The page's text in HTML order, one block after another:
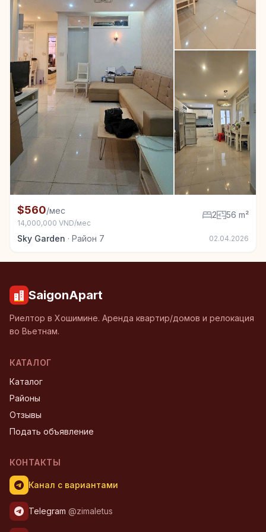
Квартира в аренду в Район 7, 2 спал., 56 m²
$560/мес
14,000,000 VND/мес
2 56 m²
Sky Garden · Район 7 02.04.2026
SaigonApart
Риелтор в Хошимине. Аренда квартир/домов и релокация
во Вьетнам.
КАТАЛОГ
Каталог
Районы
Отзывы
Подать объявление
КОНТАКТЫ
Канал с вариантами
Telegram @zimaletus